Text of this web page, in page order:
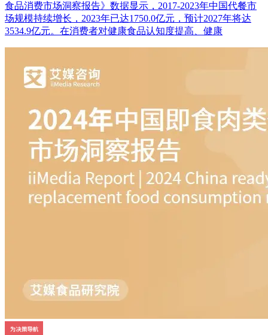
食品消费市场洞察报告》数据显示，2017-2023年中国代餐市
场规模持续增长，2023年已达1750.0亿元，预计2027年将达
3534.9亿元。在消费者对健康食品认知度提高、健康